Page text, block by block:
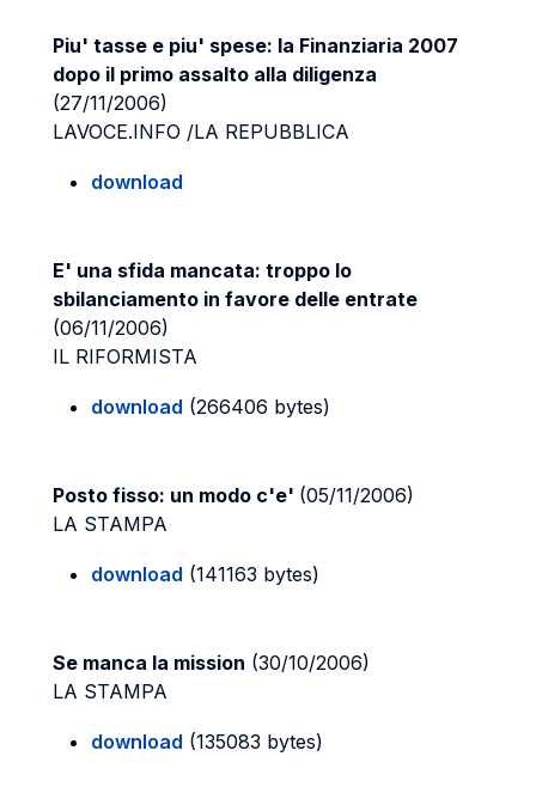
Piu' tasse e piu' spese: la Finanziaria 2007
dopo il primo assalto alla diligenza
(27/11/2006)
LAVOCE.INFO /LA REPUBBLICA
download
E' una sfida mancata: troppo lo
sbilanciamento in favore delle entrate
(06/11/2006)
IL RIFORMISTA
download (266406 bytes)
Posto fisso: un modo c'e' (05/11/2006)
LA STAMPA
download (141163 bytes)
Se manca la mission (30/10/2006)
LA STAMPA
download (135083 bytes)